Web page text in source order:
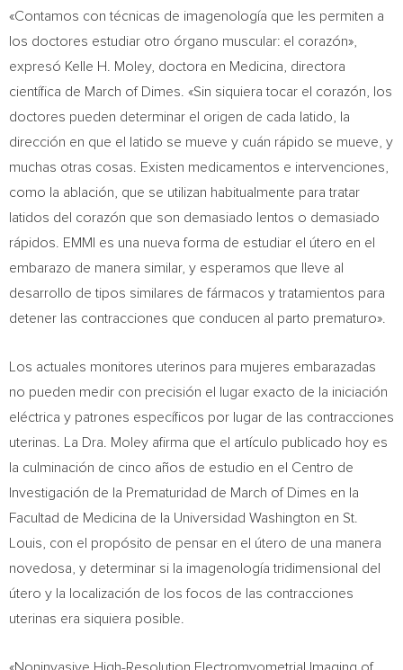
«Contamos con técnicas de imagenología que les permiten a
los doctores estudiar otro órgano muscular: el corazón»,
expresó Kelle H. Moley, doctora en Medicina, directora
científica de March of Dimes. «Sin siquiera tocar el corazón, los
doctores pueden determinar el origen de cada latido, la
dirección en que el latido se mueve y cuán rápido se mueve, y
muchas otras cosas. Existen medicamentos e intervenciones,
como la ablación, que se utilizan habitualmente para tratar
latidos del corazón que son demasiado lentos o demasiado
rápidos. EMMI es una nueva forma de estudiar el útero en el
embarazo de manera similar, y esperamos que lleve al
desarrollo de tipos similares de fármacos y tratamientos para
detener las contracciones que conducen al parto prematuro».
Los actuales monitores uterinos para mujeres embarazadas
no pueden medir con precisión el lugar exacto de la iniciación
eléctrica y patrones específicos por lugar de las contracciones
uterinas. La Dra. Moley afirma que el artículo publicado hoy es
la culminación de cinco años de estudio en el Centro de
Investigación de la Prematuridad de March of Dimes en la
Facultad de Medicina de la Universidad Washington en St.
Louis , con el propósito de pensar en el útero de una manera
novedosa, y determinar si la imagenología tridimensional del
útero y la localización de los focos de las contracciones
uterinas era siquiera posible.